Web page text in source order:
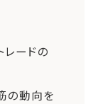
ードの
の動向を